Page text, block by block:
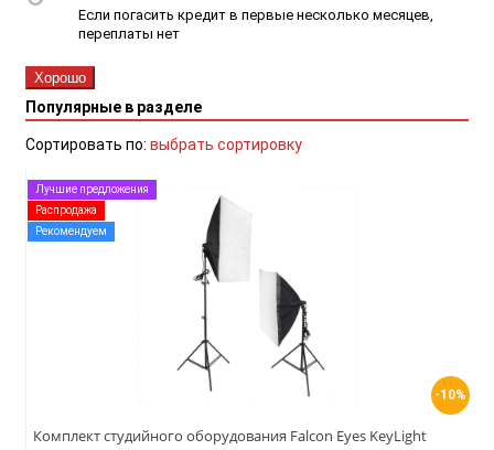
Если погасить кредит в первые несколько месяцев,
переплаты нет
Хорошо
Популярные в разделе
Сортировать по: выбрать сортировку
-10%
Лучшие предложения
Распродажа
Рекомендуем
Комплект студийного оборудования Falcon Eyes KeyLight